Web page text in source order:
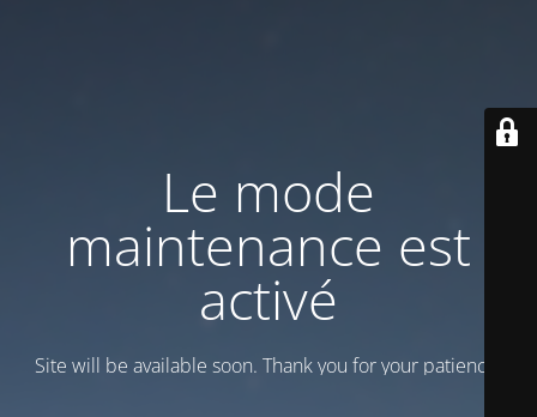
Le mode
maintenance est
activé
Site will be available soon. Thank you for your patience!